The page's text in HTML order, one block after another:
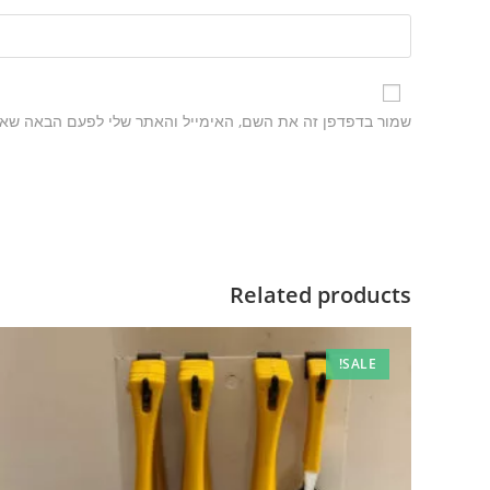
שמור בדפדפן זה את השם, האימייל והאתר שלי לפעם הבאה
Related products
SALE!